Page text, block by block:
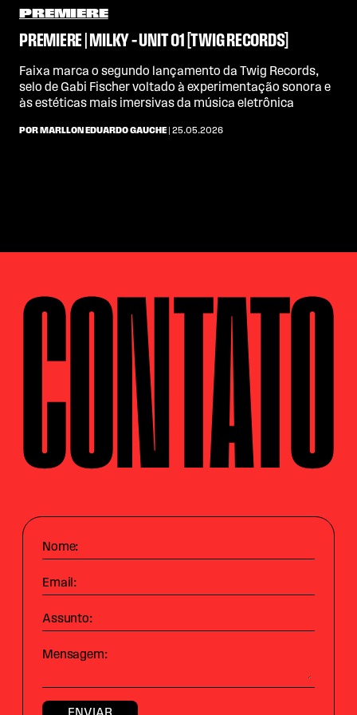
PREMIERE
PREMIERE | MILKY – UNIT 01 [TWIG RECORDS]
Faixa marca o segundo lançamento da Twig Records,
selo de Gabi Fischer voltado à experimentação sonora e
às estéticas mais imersivas da música eletrônica
POR MARLLON EDUARDO GAUCHE | 25.05.2026
CONTATO
Nome:
Email:
Assunto:
Mensagem: